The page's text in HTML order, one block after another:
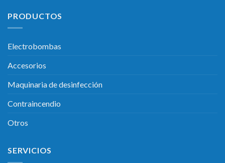
PRODUCTOS
Electrobombas
Accesorios
Maquinaria de desinfección
Contraincendio
Otros
SERVICIOS